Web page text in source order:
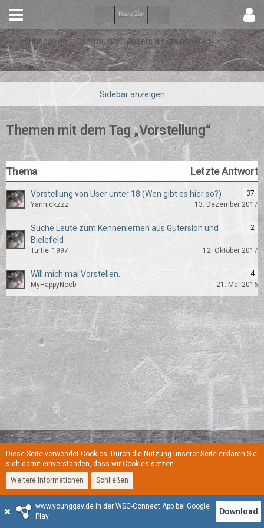
younggay.de ::: Community :: anders als die anderen
Themen mit dem Tag „Vorstellung“
Thema Letzte Antwort
Vorstellung von User unter 18 (Wen gibt es hier so?)
37
Yannickzzz
13. Dezember 2017
Suche Leute zum Kennenlernen aus Gütersloh und
Bielefeld
2
Turtle_1997 12. Oktober 2017
Will mich mal Vorstellen.
4
MyHappyNoob
21. Mai 2016
Regeln Datenschutzerklärung Kontakt
Stil:YoungGay
Community-Software:WoltLab Suite™
www.younggay.de in der WSC-Connect App bei Google
Play
Download
Diese Seite verwendet Cookies. Durch die Nutzung unserer Seite erklären Sie
sich damit einverstanden, dass wir Cookies setzen.
Weitere Informationen
Schließen